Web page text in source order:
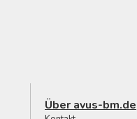
Über avus-bm.de